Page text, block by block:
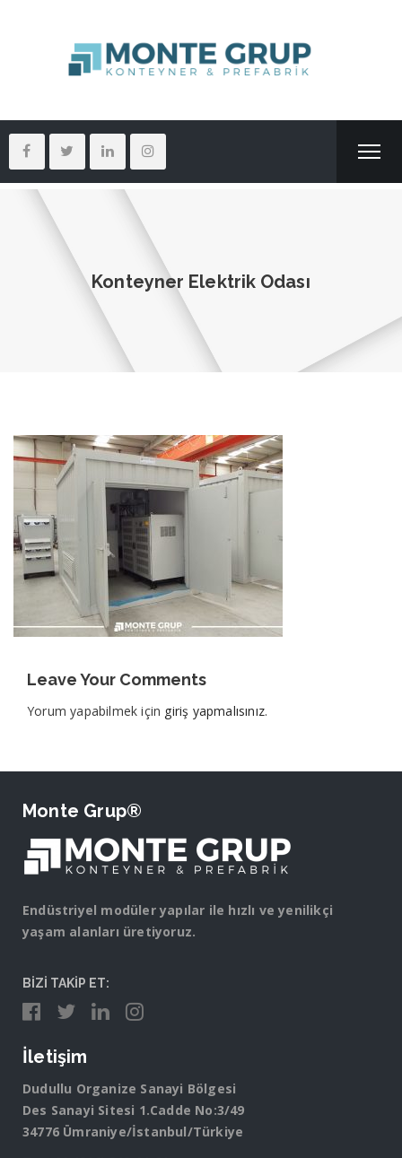
Konteyner Elektrik Odası
Leave Your Comments
Yorum yapabilmek için giriş yapmalısınız.
Monte Grup®
Endüstriyel modüler yapılar ile hızlı ve yenilikçi
yaşam alanları üretiyoruz.
BİZİ TAKİP ET:
İletişim
Dudullu Organize Sanayi Bölgesi
Des Sanayi Sitesi 1.Cadde No:3/49
34776 Ümraniye/İstanbul/Türkiye